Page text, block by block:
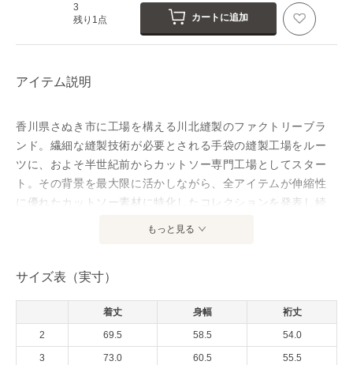
3
残り1点
カートに追加
アイテム説明
香川県さぬき市に工場を構える川北縫製のファクトリーブラ
ンド。繊細な縫製技術が必要とされる手袋の縫製工場をルー
ツに、およそ半世紀前からカットソー専門工場としてスター
ト。その背景を最大限に活かしながら、全アイテムが伸縮性
に優れたカットソー素材に特化したコレクションを発表し続
ーズアイ素材を用いたオープンカラーシャツ。シャリ感と膨
CALCULO?を交編したバーズアイ組織のジャージーは、吸汗
速乾性、通気性に優れ、非常に軽量でサラッとした着心地を
与えてくれます。ウエストには底にタックのあるパッチポケ
もっと見る
サイズ表（実寸）
着丈 身幅 裄丈
2 69.5 58.5 54.0
3 73.0 60.5 55.5